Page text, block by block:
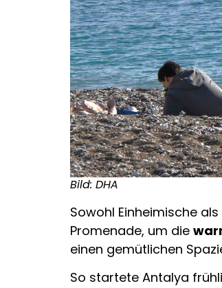
Bild: DHA
Sowohl Einheimische
Promenade, um die
einen gemütlichen
So startete Antalya